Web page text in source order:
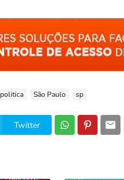
politica São Paulo sp
Twitter